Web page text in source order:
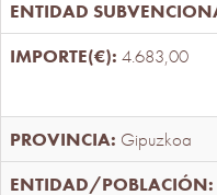
4.683,00
Gipuzkoa